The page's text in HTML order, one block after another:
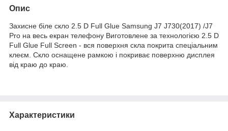
Опис
Захисне біле скло 2.5 D Full Glue Samsung J7 J730(2017) /J7
Pro на весь екран телефону Виготовлене за технологією 2.5 D
Full Glue Full Screen - вся поверхня скла покрита спеціальним
клеєм. Скло оснащене рамкою і покриває поверхню дисплея
від краю до краю.
Характеристики